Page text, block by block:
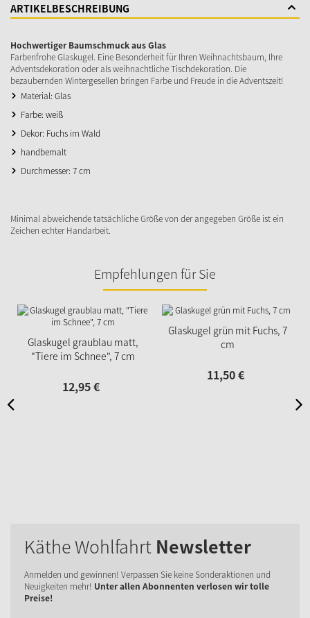
ARTIKELBESCHREIBUNG
Hochwertiger Baumschmuck aus Glas
Farbenfrohe Glaskugel. Eine Besonderheit für Ihren Weihnachtsbaum, Ihre
Adventsdekoration oder als weihnachtliche Tischdekoration. Die
bezaubernden Wintergesellen bringen Farbe und Freude in die Adventszeit!
Material: Glas
Farbe: weiß
Dekor: Fuchs im Wald
handbemalt
Durchmesser: 7 cm
Minimal abweichende tatsächliche Größe von der angegeben Größe ist ein
Zeichen echter Handarbeit.
Empfehlungen für Sie
Glaskugel graublau matt,
"Tiere im Schnee", 7 cm
12,95€
Glaskugel grün mit Fuchs, 7
cm
11,50€
Käthe Wohlfahrt Newsletter
Anmelden und gewinnen! Verpassen Sie keine Sonderaktionen und
Neuigkeiten mehr! Unter allen Abonnenten verlosen wir tolle
Preise!